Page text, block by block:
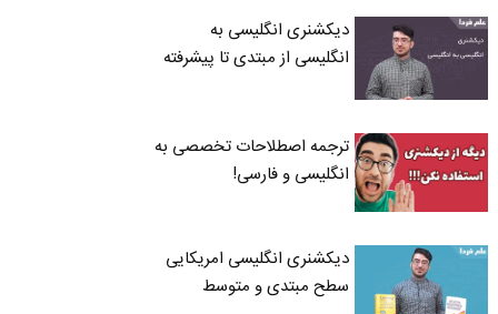
دیکشنری انگلیسی به
انگلیسی از مبتدی تا پیشرفته
ترجمه اصطلاحات تخصصی به
انگلیسی و فارسی!
دیکشنری انگلیسی امریکایی
سطح مبتدی و متوسط